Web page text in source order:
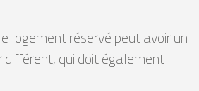
logement réservé peut avoir un
qui doit également